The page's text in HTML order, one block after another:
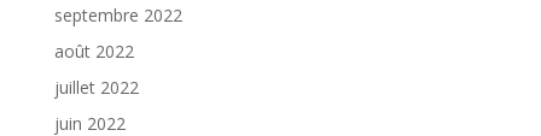
septembre 2022
août 2022
juillet 2022
juin 2022